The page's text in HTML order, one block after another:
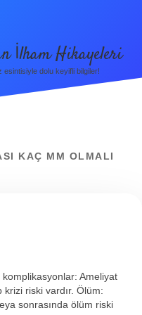
İlham Hikayeleri
esintisiyle dolu keyifli bilgiler!
KAÇ MM OLMALI
Ameliyat
krizi riski vardır. Ölüm:
sonrasında ölüm riski